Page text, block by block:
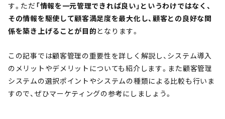
す。ただ 「情報を一元管理できれば良い」というわけではなく、
その情報を駆使して顧客満足度を最大化し、顧客との良好な関
係を築き上げることが目的となります。
この記事では顧客管理の重要性を詳しく解説し、システム導入
のメリットやデメリットについても紹介します。また顧客管理
システムの選択ポイントやシステムの種類による比較も行いま
すので、ぜひマーケティングの参考にしましょう。